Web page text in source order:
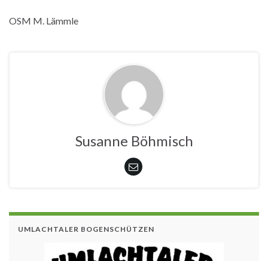
OSM M. Lämmle
Susanne Böhmisch
UMLACHTALER BOGENSCHÜTZEN